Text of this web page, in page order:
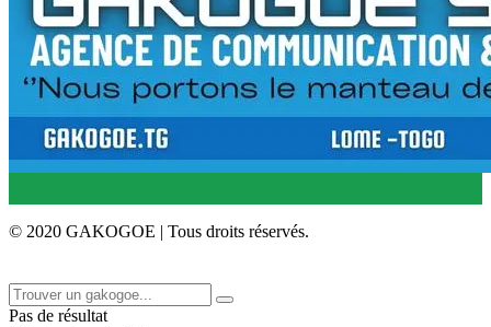
© 2020 GAKOGOE | Tous droits réservés.
Pas de résultat